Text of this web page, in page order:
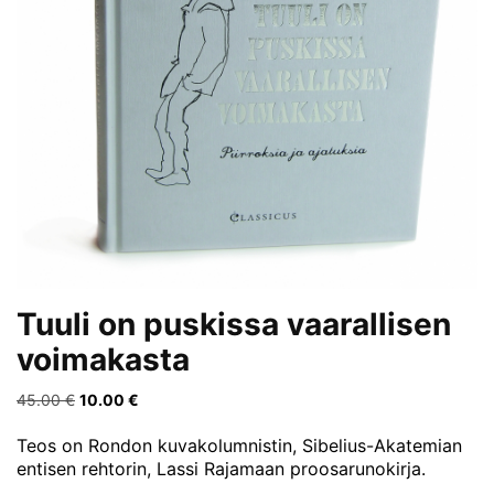
Tuuli on puskissa vaarallisen
voimakasta
45.00€ Alkuperäinen
oli:
45.00 €.
10.00 €
on:
10.00 €.
Teos on Rondon kuvakolumnistin, Sibelius-Akatemian
entisen rehtorin, Lassi Rajamaan proosarunokirja.